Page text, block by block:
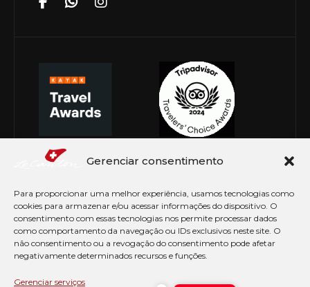
Gerenciar consentimento
Para proporcionar uma melhor experiência, usamos tecnologias como
cookies para armazenar e/ou acessar informações do dispositivo. O
consentimento com essas tecnologias nos permite processar dados
como comportamento da navegação ou IDs exclusivos neste site. O
não consentimento ou a revogação do consentimento pode afetar
negativamente determinados recursos e funções.
Gerenciar serviços
© Copyright 2026 Le Canton. Todos os direitos